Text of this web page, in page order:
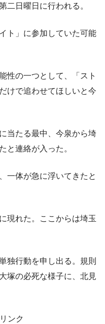
二日曜日に行われる。
ト」に参加していた可能
性の一つとして、「スト
けで追わせてほしいと今
当たる最中、今泉から埼
と連絡が入った。
一体が急に浮いてきたと
現れた。ここからは埼玉
独行動を申し出る。規則
塚の必死な様子に、北見
ンク